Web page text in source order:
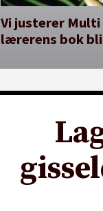
Vi justerer Multi
lærerens bok